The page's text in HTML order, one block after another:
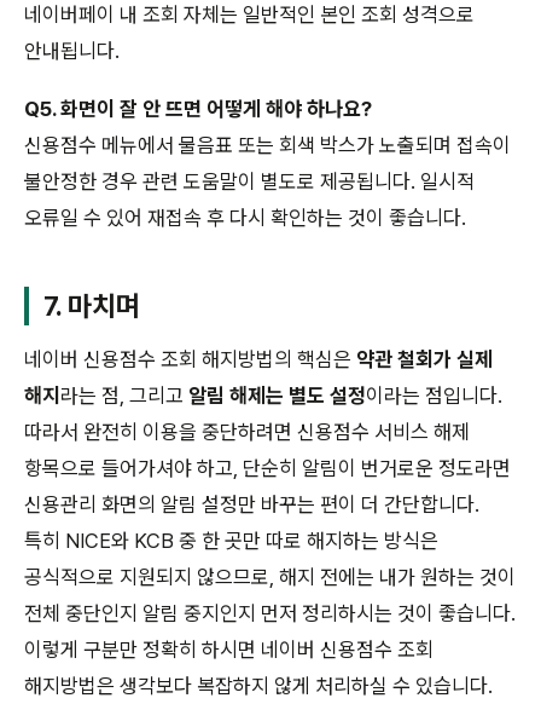
네이버페이 내 조회 자체는 일반적인 본인 조회 성격으로
안내됩니다.
Q5. 화면이 잘 안 뜨면 어떻게 해야 하나요?
신용점수 메뉴에서 물음표 또는 회색 박스가 노출되며 접속이
불안정한 경우 관련 도움말이 별도로 제공됩니다. 일시적
오류일 수 있어 재접속 후 다시 확인하는 것이 좋습니다.
7. 마치며
네이버 신용점수 조회 해지방법의 핵심은 약관 철회가 실제
해지 라는 점, 그리고 알림 해제는 별도 설정이라는 점입니다.
따라서 완전히 이용을 중단하려면 신용점수 서비스 해제
항목으로 들어가셔야 하고, 단순히 알림이 번거로운 정도라면
신용관리 화면의 알림 설정만 바꾸는 편이 더 간단합니다.
특히 NICE와 KCB 중 한 곳만 따로 해지하는 방식은
공식적으로 지원되지 않으므로, 해지 전에는 내가 원하는 것이
전체 중단인지 알림 중지인지 먼저 정리하시는 것이 좋습니다.
이렇게 구분만 정확히 하시면 네이버 신용점수 조회
해지방법은 생각보다 복잡하지 않게 처리하실 수 있습니다.